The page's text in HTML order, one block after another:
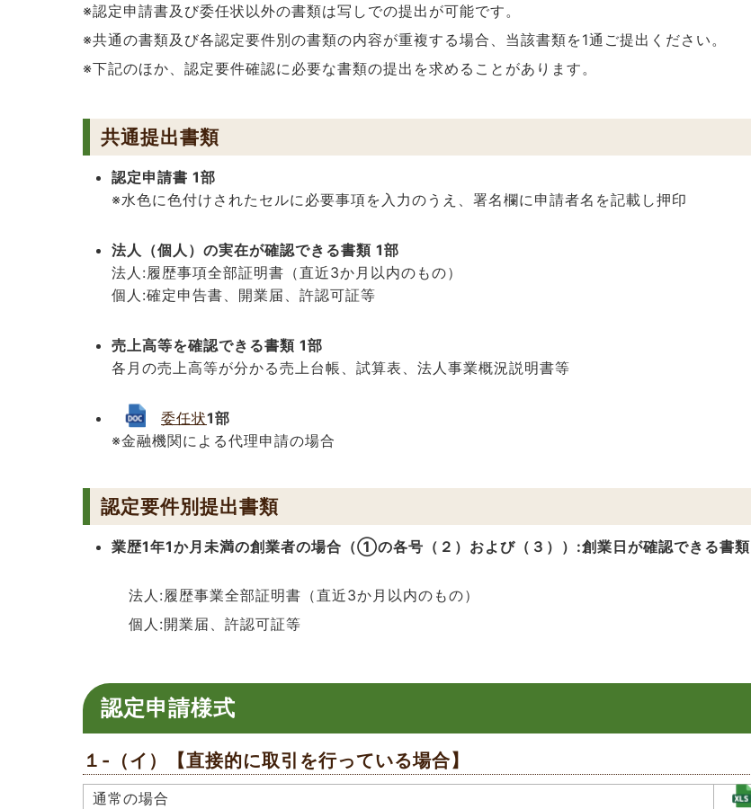
※認定申請書及び委任状以外の書類は写しでの提出が可能です。
※共通の書類及び各認定要件別の書類の内容が重複する場合、当該書類を1通ご提出ください。
※下記のほか、認定要件確認に必要な書類の提出を求めることがあります。
共通提出書類
認定申請書 1部
※水色に色付けされたセルに必要事項を入力のうえ、署名欄に申請者名を記載し押印
法人（個人）の実在が確認できる書類 1部
法人:履歴事項全部証明書（直近3か月以内のもの）
個人:確定申告書、開業届、許認可証等
売上高等を確認できる書類 1部
各月の売上高等が分かる売上台帳、試算表、法人事業概況説明書等
委任状1部
※金融機関による代理申請の場合
認定要件別提出書類
業歴1年1か月未満の創業者の場合（①の各号（２）および（３））:創業日が確認できる書類
法人:履歴事業全部証明書（直近3か月以内のもの）
個人:開業届、許認可証等
認定申請様式
１-（イ）【直接的に取引を行っている場合】
通常の場合